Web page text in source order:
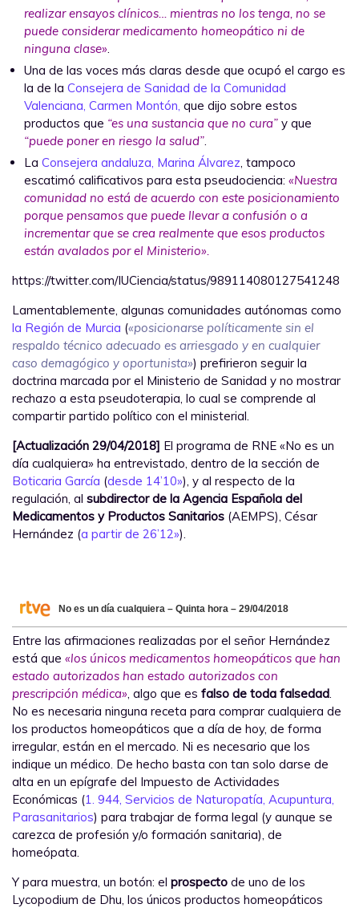
realizar ensayos clínicos… mientras no los tenga, no se
puede considerar medicamento homeopático ni de
ninguna clase».
Una de las voces más claras desde que ocupó el cargo es
la de la Consejera de Sanidad de la Comunidad
Valenciana, Carmen Montón, que dijo sobre estos
productos que “es una sustancia que no cura” y que
“puede poner en riesgo la salud”.
La Consejera andaluza, Marina Álvarez, tampoco
escatimó calificativos para esta pseudociencia: «Nuestra
comunidad no está de acuerdo con este posicionamiento
porque pensamos que puede llevar a confusión o a
incrementar que se crea realmente que esos productos
están avalados por el Ministerio».
https://twitter.com/IUCiencia/status/989114080127541248
Lamentablemente, algunas comunidades autónomas como
la Región de Murcia («posicionarse políticamente sin el
respaldo técnico adecuado es arriesgado y en cualquier
caso demagógico y oportunista») prefirieron seguir la
doctrina marcada por el Ministerio de Sanidad y no mostrar
rechazo a esta pseudoterapia, lo cual se comprende al
compartir partido político con el ministerial.
[Actualización 29/04/2018] El programa de RNE «No es un
día cualquiera» ha entrevistado, dentro de la sección de
Boticaria García (desde 14’10»), y al respecto de la
regulación, al subdirector de la Agencia Española del
Medicamentos y Productos Sanitarios (AEMPS), César
Hernández (a partir de 26’12»).
No es un día cualquiera – Quinta hora – 29/04/2018
Entre las afirmaciones realizadas por el señor Hernández
está que «los únicos medicamentos homeopáticos que han
estado autorizados han estado autorizados con
prescripción médica», algo que es falso de toda falsedad.
No es necesaria ninguna receta para comprar cualquiera de
los productos homeopáticos que a día de hoy, de forma
irregular, están en el mercado. Ni es necesario que los
indique un médico. De hecho basta con tan solo darse de
alta en un epígrafe del Impuesto de Actividades
Económicas (1. 944, Servicios de Naturopatía, Acupuntura,
Parasanitarios) para trabajar de forma legal (y aunque se
carezca de profesión y/o formación sanitaria), de
homeópata.
Y para muestra, un botón: el prospecto de uno de los
Lycopodium de Dhu, los únicos productos homeopáticos